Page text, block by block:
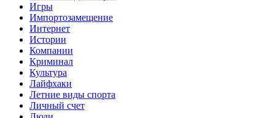
Игры
Импортозамещение
Интернет
Истории
Компании
Криминал
Культура
Лайфхаки
Летние виды спорта
Личный счет